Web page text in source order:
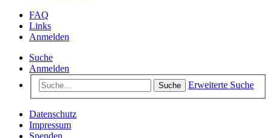
FAQ
Links
Anmelden
Suche
Anmelden
Suche Erweiterte Suche
Datenschutz
Impressum
Spenden